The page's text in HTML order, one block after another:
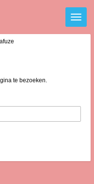
te bezoeken.